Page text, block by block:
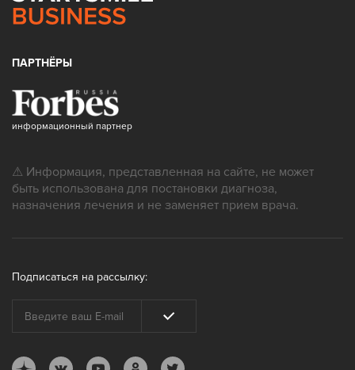
ПАРТНЁРЫ
информационный партнер
⚠ Информация, представленная на сайте, не может
быть использована для постановки диагноза,
назначения лечения и не заменяет прием врача.
Подписаться на рассылку: